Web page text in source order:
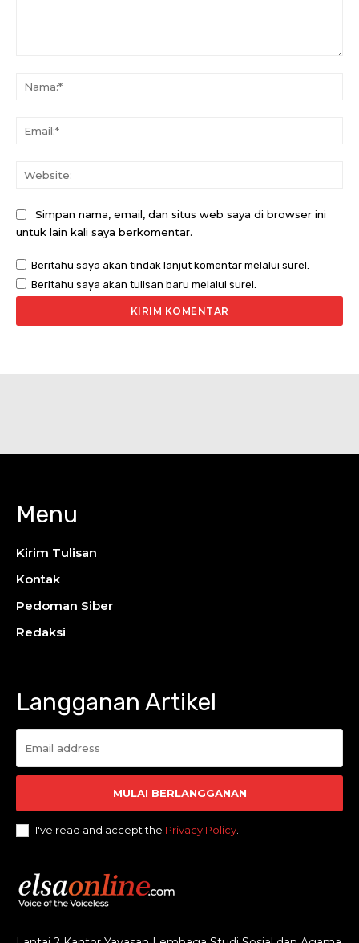
Simpan nama, email, dan situs web saya di browser ini
untuk lain kali saya berkomentar.
Beritahu saya akan tindak lanjut komentar melalui surel.
Beritahu saya akan tulisan baru melalui surel.
Langganan Artikel
MULAI BERLANGGANAN
I've read and accept the Privacy Policy
Menu
Kirim Tulisan
Kontak
Pedoman Siber
Redaksi